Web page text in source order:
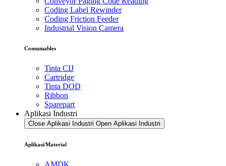
Coding Label Rewinder
Coding Friction Feeder
Industrial Vision Camera
Consumables
Tinta CIJ
Cartridge
Tinta DOD
Ribbon
Sparepart
Aplikasi Industri
Close Aplikasi Industri Open Aplikasi Industri
Aplikasi/Material